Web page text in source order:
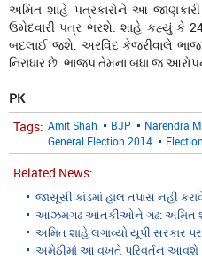
અમિત શાહે પત્રકારોને આ
ઉમેદવારી પત્ર ભરશે. શાહે કહ્યું કે
બદલાઈ જશે. અરવિંદ કેજરીવાલે
નિરાધાર છે. ભાજપ તેમના બધા જ
PK
Tags: Amit Shah BJP Narendra
General Election 2014
Related News:
જાસૂસી કાંડમાં હાલ તપાસ નહી
આઝમગઢ આંતકીઓને ગઢ: અમિત
અમિત શાહે લગાવ્યો યૂપી સરકાર
અમેઠીમાં આ વખતે પરિવર્તન આવશે